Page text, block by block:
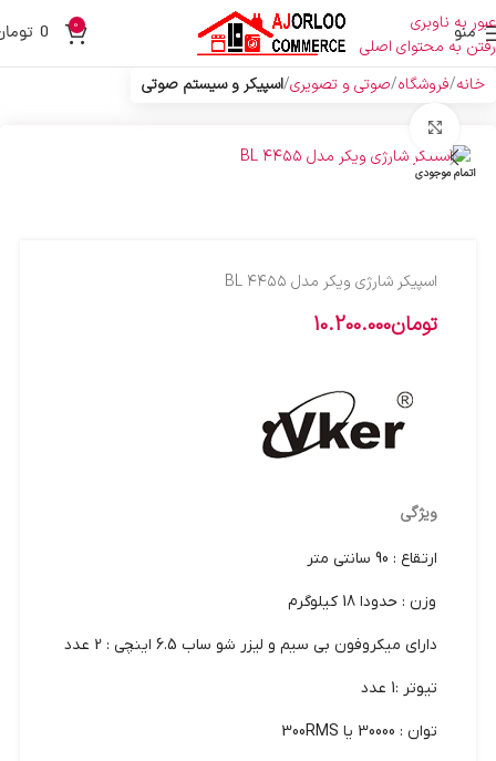
عبور به ناوبری
رفتن به محتوای اصلی
منو 0
0
خانه فروشگاه صوتی و تصویری اسپیکر و سیستم صوتی
اتمام موجودی
اسپیکر شارژی ویکر مدل BL ۴۴۵۵
تومان10.200.000
ویژگی
ارتقاع : 90 سانتی متر
وزن : حدودا 18 کیلوگرم
دارای میکروفون بی سیم و لیزر شو ساب 6.5 اینچی : 2 عدد
تیوتر :1 عدد
توان : 30000 یا 300RMS